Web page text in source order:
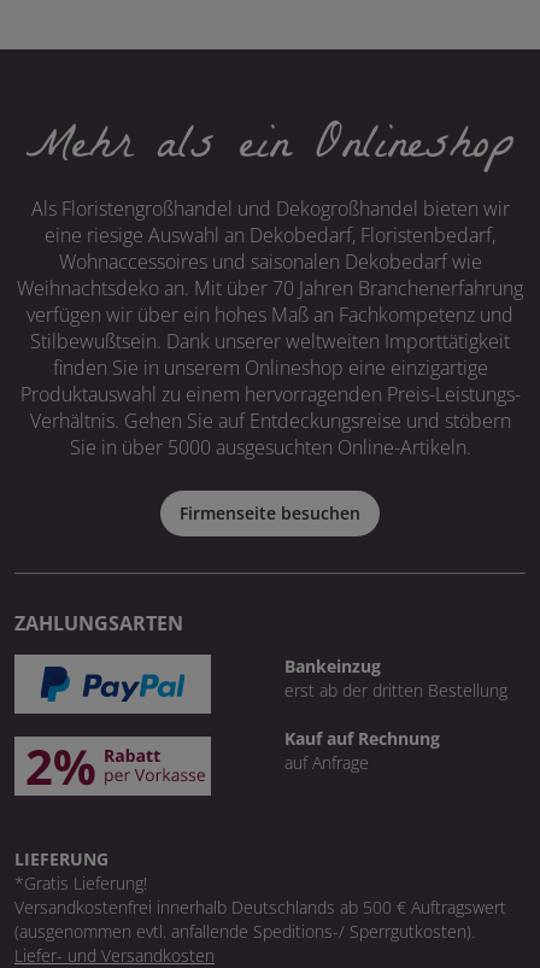
Mehr als ein Onlineshop
Als Floristengroßhandel und Dekogroßhandel bieten wir
eine riesige Auswahl an Dekobedarf, Floristenbedarf,
Wohnaccessoires und saisonalen Dekobedarf wie
Weihnachtsdeko an. Mit über 70 Jahren Branchenerfahrung
verfügen wir über ein hohes Maß an Fachkompetenz und
Stilbewußtsein. Dank unserer weltweiten Importtätigkeit
finden Sie in unserem Onlineshop eine einzigartige
Produktauswahl zu einem hervorragenden Preis-Leistungs-
Verhältnis. Gehen Sie auf Entdeckungsreise und stöbern
Sie in über 5000 ausgesuchten Online-Artikeln.
Firmenseite besuchen
ZAHLUNGSARTEN
Bankeinzug
erst ab der dritten Bestellung
Kauf auf Rechnung
auf Anfrage
LIEFERUNG
*Gratis Lieferung!
Versandkostenfrei innerhalb Deutschlands ab 500 € Auftragswert
(ausgenommen evtl. anfallende Speditions-/ Sperrgutkosten).
Liefer- und Versandkosten